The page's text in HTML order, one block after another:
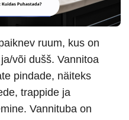
ruum, kus on
või dušš. Vannitoa
pindade, näiteks
trappide ja
Vannituba on